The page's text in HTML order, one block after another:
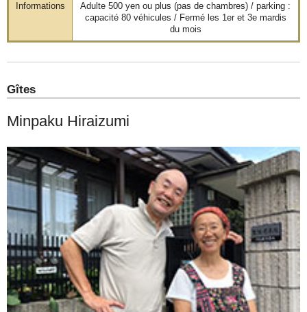
Informations
Adulte 500 yen ou plus (pas de chambres) / parking :
capacité 80 véhicules / Fermé les 1er et 3e mardis
du mois
Gîtes
Minpaku Hiraizumi